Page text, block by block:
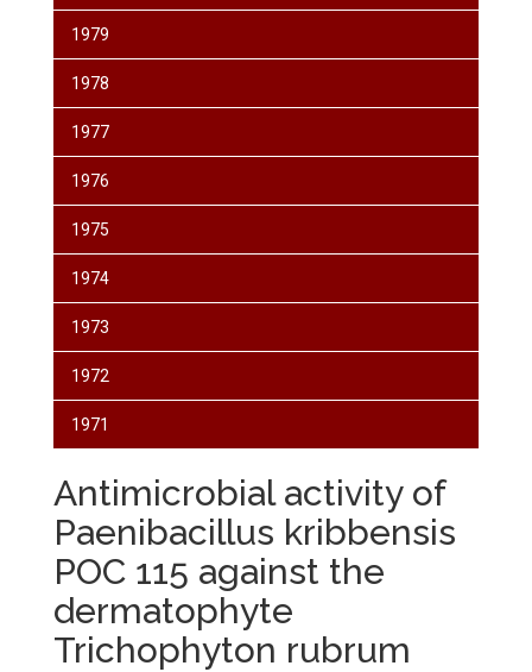
1979
1978
1977
1976
1975
1974
1973
1972
1971
Antimicrobial activity of
Paenibacillus kribbensis
POC 115 against the
dermatophyte
Trichophyton rubrum